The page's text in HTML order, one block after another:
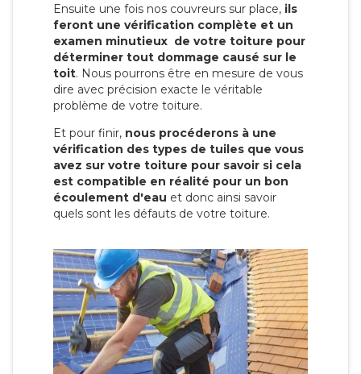
Ensuite une fois nos couvreurs sur place, ils
feront une vérification complète et un
examen minutieux de votre toiture pour
déterminer tout dommage causé sur le
toit. Nous pourrons être en mesure de vous
dire avec précision exacte le véritable
problème de votre toiture.
Et pour finir, nous procéderons à une
vérification des types de tuiles que vous
avez sur votre toiture pour savoir si cela
est compatible en réalité pour un bon
écoulement d'eau et donc ainsi savoir
quels sont les défauts de votre toiture.